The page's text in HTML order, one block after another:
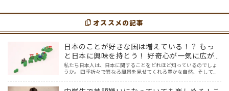
youtubeやゲーム、アプリだ…
スメの「youtube動画」を紹介します…
オススメの記事
日本のことが好きな国は増えている！？ もっ
と日本に興味を持とう！ 好奇心が一気に広が
る魔法のツール「Google Map」日本編
私たち日本人は、日本に関することをどれほど知っているのでしょ
うか。 四季折々で異なる風景を見せてくれる豊かな自然、そしてそ